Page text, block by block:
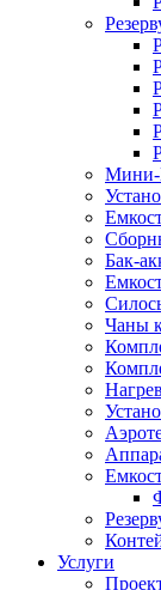
Бак-
Чаны
Услуги